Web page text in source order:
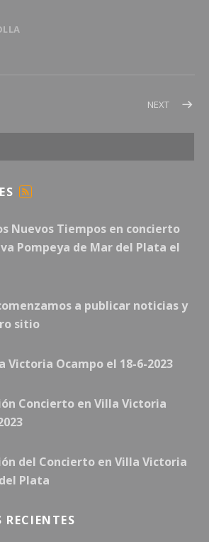
entradas
DEL 28-03-2020 – SUSPENDIDO NEXTPOST:
E
D
Nuevos Tiempos en concierto
Pompeya de Mar del Plata el
a publicar noticias y
sitio
Victoria Ocampo el 18-6-2023
Concierto en Villa Victoria
del Concierto en Villa Victoria
Plata